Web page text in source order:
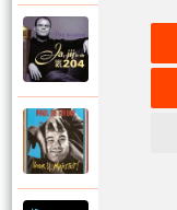
KL 204